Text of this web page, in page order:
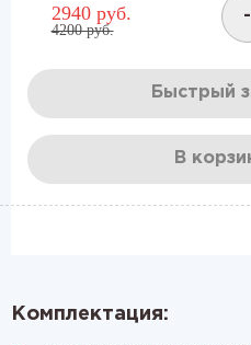
2940 руб.
4200 руб.
-
Быстрый
В
Комплектация: